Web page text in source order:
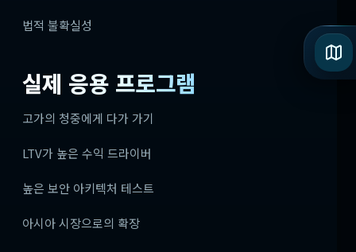
법적 불확실성
실제 응용 프로그램
고가의 청중에게 다가 가기
LTV가 높은 수익 드라이버
높은 보안 아키텍처 테스트
아시아 시장으로의 확장